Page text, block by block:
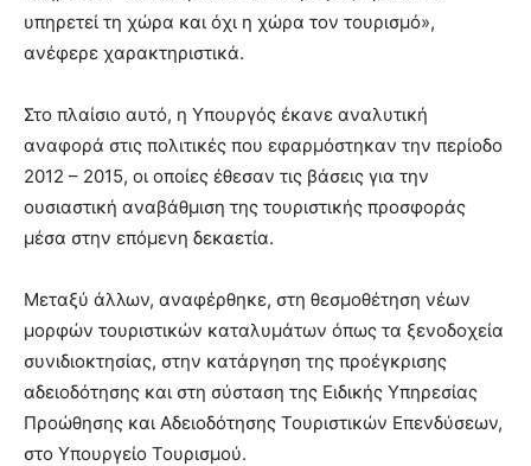
υπηρετεί τη χώρα και όχι η χώρα τον τουρισμό»,
ανέφερε χαρακτηριστικά.
Στο πλαίσιο αυτό, η Υπουργός έκανε αναλυτική
αναφορά στις πολιτικές που εφαρμόστηκαν την περίοδο
2012 – 2015, οι οποίες έθεσαν τις βάσεις για την
ουσιαστική αναβάθμιση της τουριστικής προσφοράς
μέσα στην επόμενη δεκαετία.
Μεταξύ άλλων, αναφέρθηκε, στη θεσμοθέτηση νέων
μορφών τουριστικών καταλυμάτων όπως τα ξενοδοχεία
συνιδιοκτησίας, στην κατάργηση της προέγκρισης
αδειοδότησης και στη σύσταση της Ειδικής Υπηρεσίας
Προώθησης και Αδειοδότησης Τουριστικών Επενδύσεων,
στο Υπουργείο Τουρισμού.